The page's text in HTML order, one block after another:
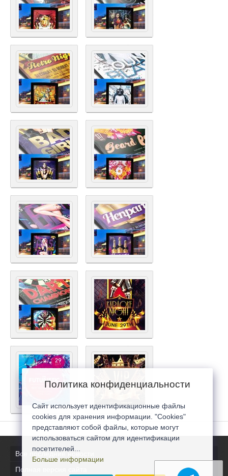
Все последние новости
Полная версия сайта
Политика конфиденциальности
Сайт использует идентификационные файлы
cookies для хранения информации. "Cookies"
представляют собой файлы, которые могут
использоваться сайтом для идентификации
посетителей...
Больше информации